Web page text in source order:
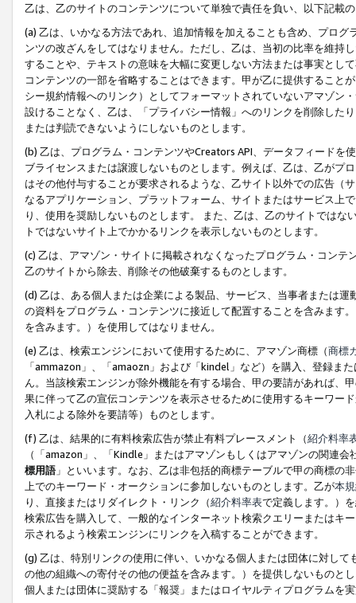
乙は、乙のサイトのコンテンツについて単独で責任を負い、以下記載
(a) 乙は、いかなる方法であれ、追加情報を加えることも含め、プロ
ンツの改ざんをしてはなりません。ただし、乙は、当初の比率を維持
することや、テキストの意味を大幅に変更しない方法または事実とし
コンテンツの一部を省略することはできます。甲が乙に提供すること
シー規約情報へのリンク）としてフォーマットされていないアマゾン
設けることなく、乙は、「プライバシー情報」へのリンクを削除した
または判読できないようにしないものとします。
(b) 乙は、プログラム・コンテンツやCreators API、データフィード
ブライセンスまたは譲渡しないものとします。例えば、乙は、乙がプ
はその他付与することが要求されるような、乙サイト以外での広告（
なるアプリケーション、プラットフォーム、サイトまたはサービス上
り、使用を奨励しないものとします。 また、乙は、乙のサイトでは
トではないサイト上でかかるリンクを表示しないものとします。
(c) 乙は、アマゾン・サイトに掲載されなくなったプログラム・コン
乙のサイトから除去、削除その他破棄するものとします。
(d) 乙は、ある個人または企業による製品、サービス、当事者または
の資料をプログラム・コンテンツに接近して配置することを含みます
を含みます。）を使用してはなりません。
(e) 乙は、検索エンジンにおいて使用するために、アマゾン商標（商標
「ammazon」、「amaozn」および「kindel」など）を購入、登録ま
ん。当該検索エンジンが除外機能を有する場合、甲の要請があれば、
果に伴って乙の宣伝コンテンツを表示させるために使用するキーワー
入札による除外を要請等）ものとします。
(f) 乙は、結果的に有料検索広告が禁止有料プレースメント（紹介料率
（「amazon」、「Kindle」またはアマゾンもしくはアマゾンの関連
標用語」といいます。なお、乙は非包括的商標テーブルで甲の商標の
上でのキーワード・オークションに参加しないものとします。乙が本
り、直接またはリダイレクト・リンク（紹介料率表で定義します。）
検索広告を購入して、一般的なインターネット検索クエリーまたはキ
示されるよう検索エンジンにリンクを入稿することができます。
(g) 乙は、特別リンクの使用に伴い、いかなる個人または団体に対し
の他の組織への寄付その他の便益を含みます。）を提供しないものと
個人または団体に奨励する「報奨」またはロイヤルティプログラムを